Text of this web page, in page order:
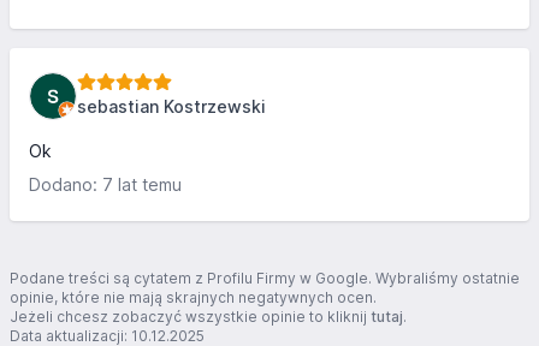
sebastian Kostrzewski
Ok
Dodano: 7 lat temu
Podane treści są cytatem z Profilu Firmy w Google. Wybraliśmy ostatnie
opinie, które nie mają skrajnych negatywnych ocen.
Jeżeli chcesz zobaczyć wszystkie opinie to kliknij tutaj.
Data aktualizacji: 10.12.2025